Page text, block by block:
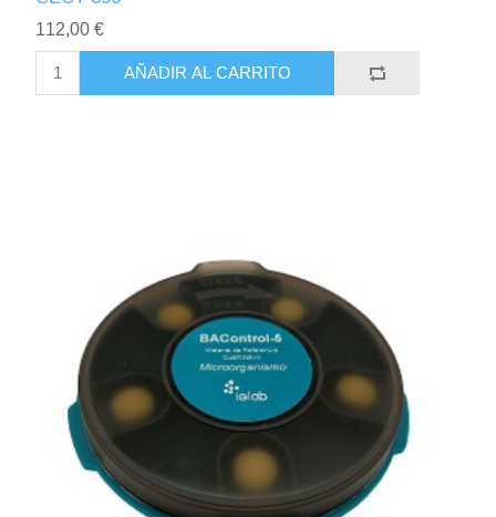
112,00 €
AÑADIR AL CARRITO